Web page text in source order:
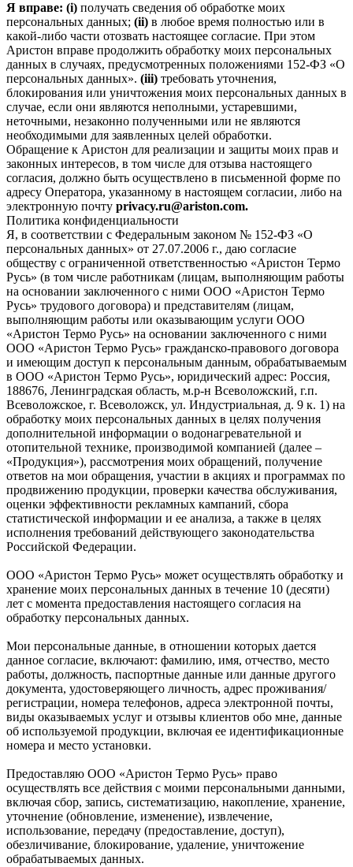
Я вправе: (i) получать сведения об обработке моих
персональных данных; (ii) в любое время полностью или в
какой-либо части отозвать настоящее согласие. При этом
Аристон вправе продолжить обработку моих персональных
данных в случаях, предусмотренных положениями 152-ФЗ «О
персональных данных». (iii) требовать уточнения,
блокирования или уничтожения моих персональных данных в
случае, если они являются неполными, устаревшими,
неточными, незаконно полученными или не являются
необходимыми для заявленных целей обработки.
Обращение к Аристон для реализации и защиты моих прав и
законных интересов, в том числе для отзыва настоящего
согласия, должно быть осуществлено в письменной форме по
адресу Оператора, указанному в настоящем согласии, либо на
электронную почту privacy.ru@ariston.com.
Политика конфиденциальности
Я, в соответствии с Федеральным законом № 152-ФЗ «О
персональных данных» от 27.07.2006 г., даю согласие
обществу с ограниченной ответственностью «Аристон Термо
Русь» (в том числе работникам (лицам, выполняющим работы
на основании заключенного с ними ООО «Аристон Термо
Русь» трудового договора) и представителям (лицам,
выполняющим работы или оказывающим услуги ООО
«Аристон Термо Русь» на основании заключенного с ними
ООО «Аристон Термо Русь» гражданско-правового договора
и имеющим доступ к персональным данным, обрабатываемым
в ООО «Аристон Термо Русь», юридический адрес: Россия,
188676, Ленинградская область, м.р-н Всеволожский, г.п.
Всеволожское, г. Всеволожск, ул. Индустриальная, д. 9 к. 1) на
обработку моих персональных данных в целях получения
дополнительной информации о водонагревательной и
отопительной технике, производимой компанией (далее –
«Продукция»), рассмотрения моих обращений, получение
ответов на мои обращения, участии в акциях и программах по
продвижению продукции, проверки качества обслуживания,
оценки эффективности рекламных кампаний, сбора
статистической информации и ее анализа, а также в целях
исполнения требований действующего законодательства
Российской Федерации.
ООО «Аристон Термо Русь» может осуществлять обработку и
хранение моих персональных данных в течение 10 (десяти)
лет с момента предоставления настоящего согласия на
обработку персональных данных.
Мои персональные данные, в отношении которых дается
данное согласие, включают: фамилию, имя, отчество, место
работы, должность, паспортные данные или данные другого
документа, удостоверяющего личность, адрес проживания/
регистрации, номера телефонов, адреса электронной почты,
виды оказываемых услуг и отзывы клиентов обо мне, данные
об используемой продукции, включая ее идентификационные
номера и место установки.
Предоставляю ООО «Аристон Термо Русь» право
осуществлять все действия с моими персональными данными,
включая сбор, запись, систематизацию, накопление, хранение,
уточнение (обновление, изменение), извлечение,
использование, передачу (предоставление, доступ),
обезличивание, блокирование, удаление, уничтожение
обрабатываемых данных.